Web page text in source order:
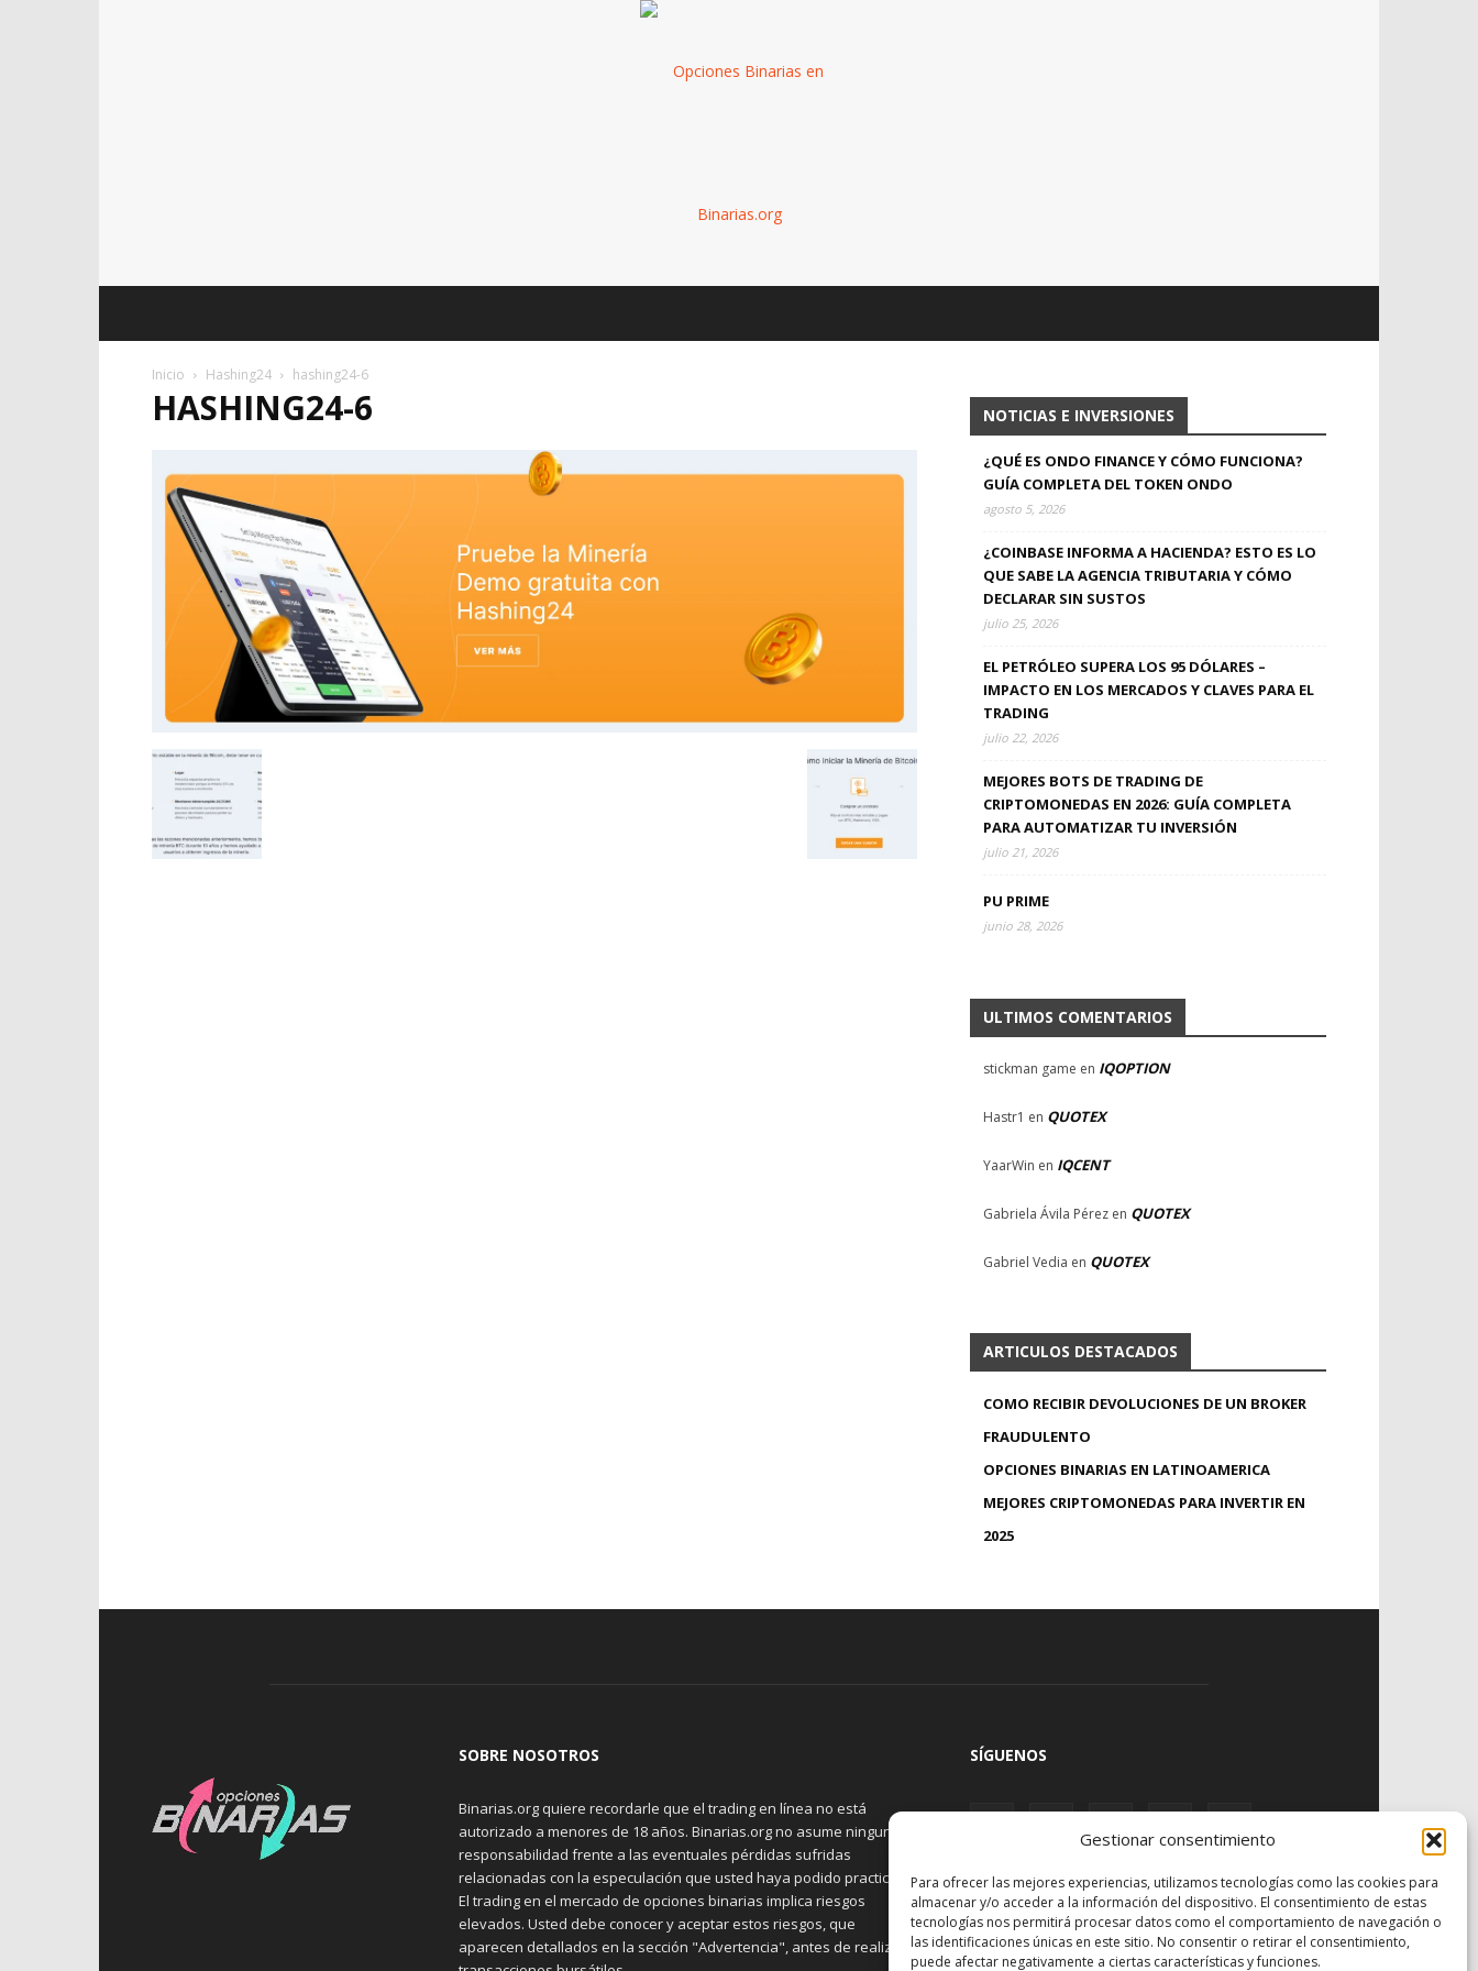
Gestionar consentimiento
Para ofrecer las mejores experiencias, utilizamos tecnologías como las cookies para
almacenar y/o acceder a la información del dispositivo. El consentimiento de estas
tecnologías nos permitirá procesar datos como el comportamiento de navegación o
las identificaciones únicas en este sitio. No consentir o retirar el consentimiento,
puede afectar negativamente a ciertas características y funciones.
Inicio Hashing24 hashing24-6
HASHING24-6 NOTICIAS E INVERSIONES
¿QUÉ ES ONDO FINANCE Y CÓMO FUNCIONA?
GUÍA COMPLETA DEL TOKEN ONDO
agosto 5, 2026
¿COINBASE INFORMA A HACIENDA? ESTO ES LO
QUE SABE LA AGENCIA TRIBUTARIA Y CÓMO
DECLARAR SIN SUSTOS
julio 25, 2026
EL PETRÓLEO SUPERA LOS 95 DÓLARES –
IMPACTO EN LOS MERCADOS Y CLAVES PARA EL
TRADING
julio 22, 2026
MEJORES BOTS DE TRADING DE
CRIPTOMONEDAS EN 2026: GUÍA COMPLETA
PARA AUTOMATIZAR TU INVERSIÓN
julio 21, 2026
PU PRIME
junio 28, 2026
ULTIMOS COMENTARIOS
stickman game en IQOPTION
Hastr1 en QUOTEX
YaarWin en IQCENT
Gabriela Ávila Pérez en QUOTEX
Gabriel Vedia en QUOTEX
ARTICULOS DESTACADOS
COMO RECIBIR DEVOLUCIONES DE UN BROKER
FRAUDULENTO
OPCIONES BINARIAS EN LATINOAMERICA
MEJORES CRIPTOMONEDAS PARA INVERTIR EN
2025
SOBRE NOSOTROS
Binarias.org quiere recordarle que el trading en línea no está
autorizado a menores de 18 años. Binarias.org no asume ninguna
responsabilidad frente a las eventuales pérdidas sufridas
relacionadas con la especulación que usted haya podido practicar.
El trading en el mercado de opciones binarias implica riesgos
elevados. Usted debe conocer y aceptar estos riesgos, que
aparecen detallados en la sección "Advertencia", antes de realizar
SÍGUENOS